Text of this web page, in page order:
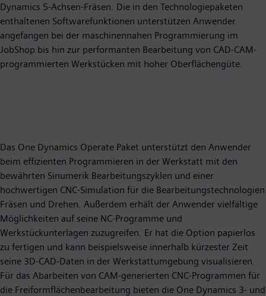
Dynamics 5-Achsen-Fräsen. Die in den Technologiepaketen
enthaltenen Softwarefunktionen unterstützen Anwender
angefangen bei der maschinennahen Programmierung im
JobShop bis hin zur performanten Bearbeitung von CAD-CAM-
programmierten Werkstücken mit hoher Oberflächengüte.
Das One Dynamics Operate Paket unterstützt den Anwender
beim effizienten Programmieren in der Werkstatt mit den
bewährten Sinumerik Bearbeitungszyklen und einer
hochwertigen CNC-Simulation für die Bearbeitungstechnologien
Fräsen und Drehen. Außerdem erhält der Anwender vielfältige
Möglichkeiten auf seine NC-Programme und
Werkstückunterlagen zuzugreifen. Er hat die Option papierlos
zu fertigen und kann beispielsweise innerhalb kürzester Zeit
seine 3D-CAD-Daten in der Werkstattumgebung visualisieren.
Für das Abarbeiten von CAM-generierten CNC-Programmen für
die Freiformflächenbearbeitung bieten die One Dynamics 3- und